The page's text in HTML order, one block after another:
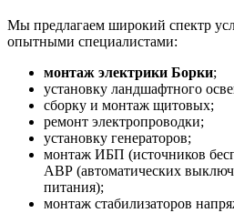
Мы предлагаем широкий спектр
опытными специалистами:
монтаж электрики Борки;
установку ландшафтного
сборку и монтаж щитовых;
ремонт электропроводки;
установку генераторов;
монтаж ИБП (источников
АВР (автоматических
питания);
монтаж стабилизаторов